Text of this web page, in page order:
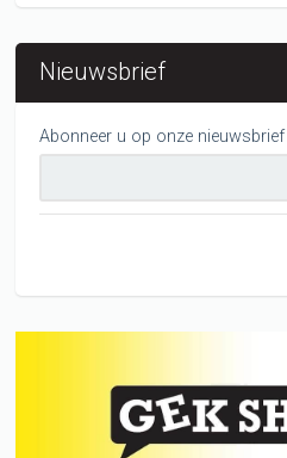
Nieuwsbrief
Abonneer u op onze nieuwsbrief